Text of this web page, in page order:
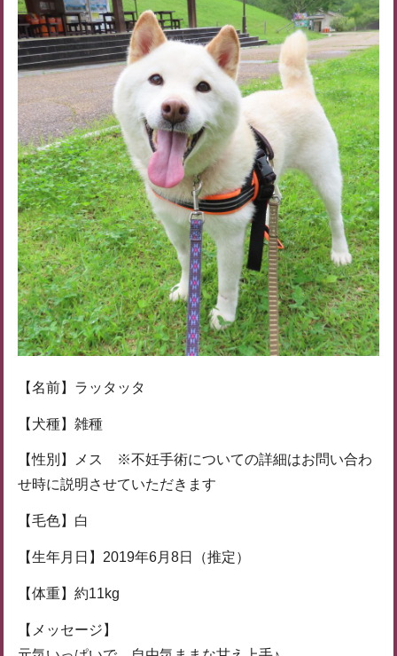
【名前】ラッタッタ
【犬種】雑種
【性別】メス ※不妊手術についての詳細はお問い合わ
せ時に説明させていただきます
【毛色】白
【生年月日】2019年6月8日（推定）
【体重】約11kg
【メッセージ】